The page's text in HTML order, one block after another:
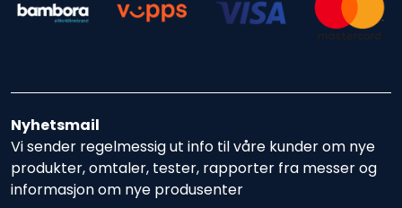
Nyhetsmail
Vi sender regelmessig ut info til våre kunder om nye
produkter, omtaler, tester, rapporter fra messer og
informasjon om nye produsenter